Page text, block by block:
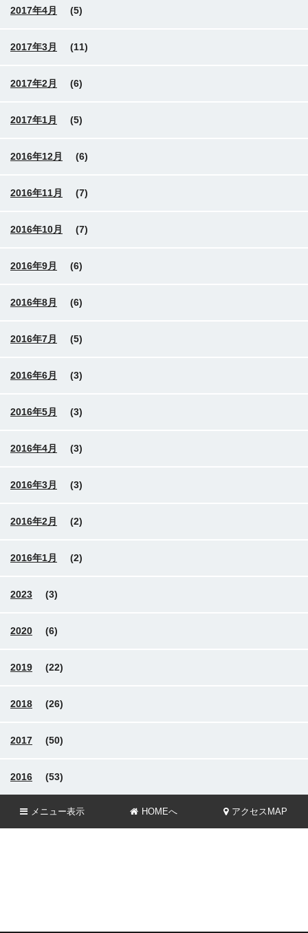
2017年4月 (5)
2017年3月 (11)
2017年2月 (6)
2017年1月 (5)
2016年12月 (6)
2016年11月 (7)
2016年10月 (7)
2016年9月 (6)
2016年8月 (6)
2016年7月 (5)
2016年6月 (3)
2016年5月 (3)
2016年4月 (3)
2016年3月 (3)
2016年2月 (2)
2016年1月 (2)
2023 (3)
2020 (6)
2019 (22)
2018 (26)
2017 (50)
2016 (53)
メニュー表示 HOMEへ アクセスMAP